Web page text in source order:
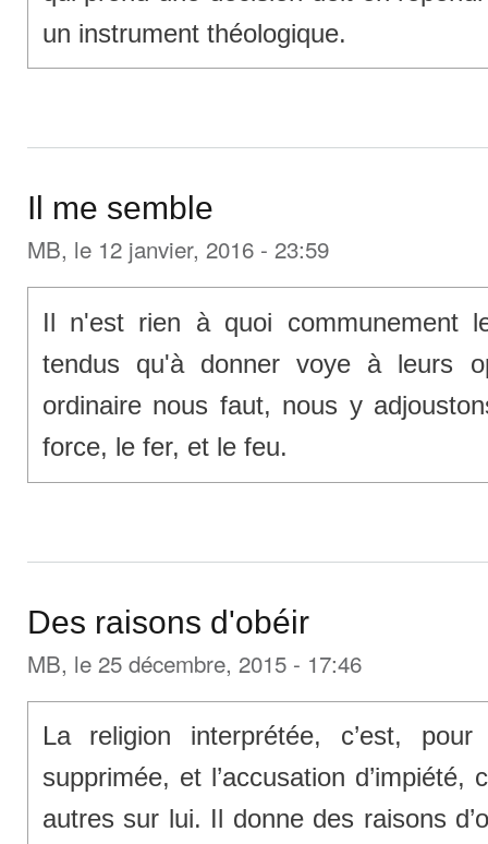
un instrument théologique.
Il me semble
MB, le 12 janvier, 2016 - 23:59
Il n'est rien à quoi communement
tendus qu'à donner voye à leurs
ordinaire nous faut, nous y
force, le fer, et le feu.
Des raisons d'obéir
MB, le 25 décembre, 2015 - 17:46
La religion interprétée, c’est,
supprimée, et l’accusation d’impiété,
autres sur lui. Il donne des raisons